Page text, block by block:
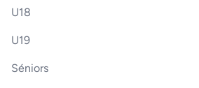
U18
U19
Séniors